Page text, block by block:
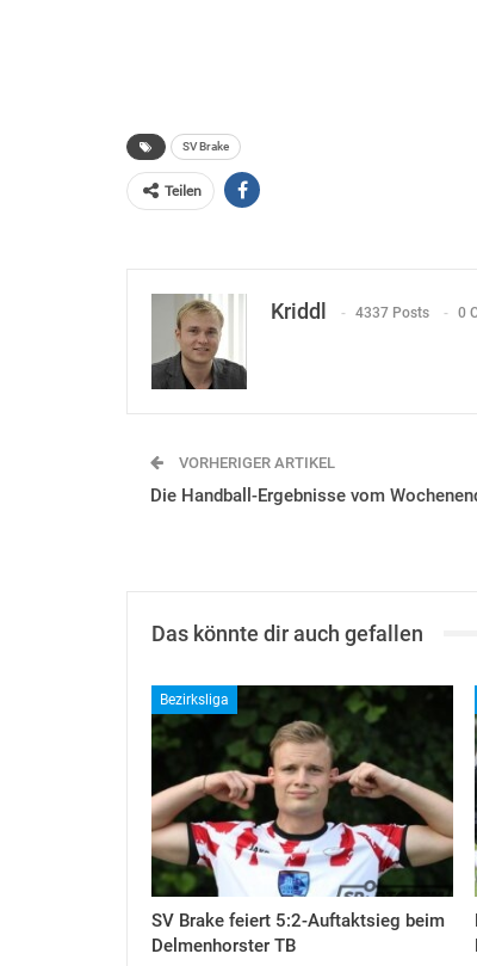
SV Brake
Teilen
Kriddl 4337 Posts 0
VORHERIGER ARTIKEL
Die Handball-Ergebnisse vom
Das könnte dir auch gefallen
Bezirksliga
SV Brake feiert 5:2-Auftaktsieg beim
Delmenhorster TB